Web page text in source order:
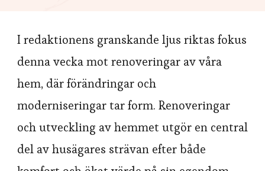
I redaktionens granskande ljus riktas fokus
denna vecka mot renoveringar av våra
hem, där förändringar och
moderniseringar tar form. Renoveringar
och utveckling av hemmet utgör en central
del av husägares strävan efter både